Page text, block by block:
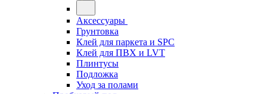
Аксессуары
Грунтовка
Клей для паркета и SPC
Клей для ПВХ и LVT
Плинтусы
Подложка
Уход за полами